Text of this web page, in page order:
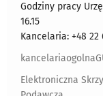
Godziny pracy
16.15
Kancelaria: +48 22
Elektroniczna